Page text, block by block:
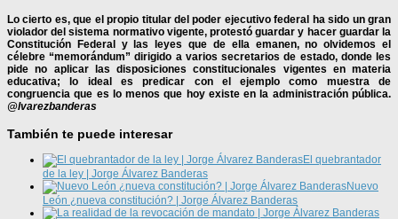
Lo cierto es, que el propio titular del poder ejecutivo federal ha sido un gran
violador del sistema normativo vigente, protestó guardar y hacer guardar la
Constitución Federal y las leyes que de ella emanen, no olvidemos el
célebre “memorándum” dirigido a varios secretarios de estado, donde les
pide no aplicar las disposiciones constitucionales vigentes en materia
educativa; lo ideal es predicar con el ejemplo como muestra de
congruencia que es lo menos que hoy existe en la administración pública.
@lvarezbanderas
También te puede interesar
El quebrantador
de la ley | Jorge Álvarez Banderas
Nuevo
León ¿nueva constitución? | Jorge Álvarez Banderas